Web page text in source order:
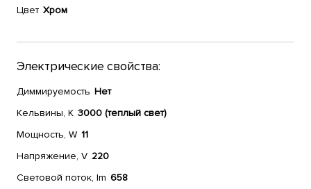
Цвет Хром
Электрические свойства:
Диммируемость Нет
Кельвины, К 3000 (теплый свет)
Мощность, W 11
Напряжение, V 220
Световой поток, lm 658